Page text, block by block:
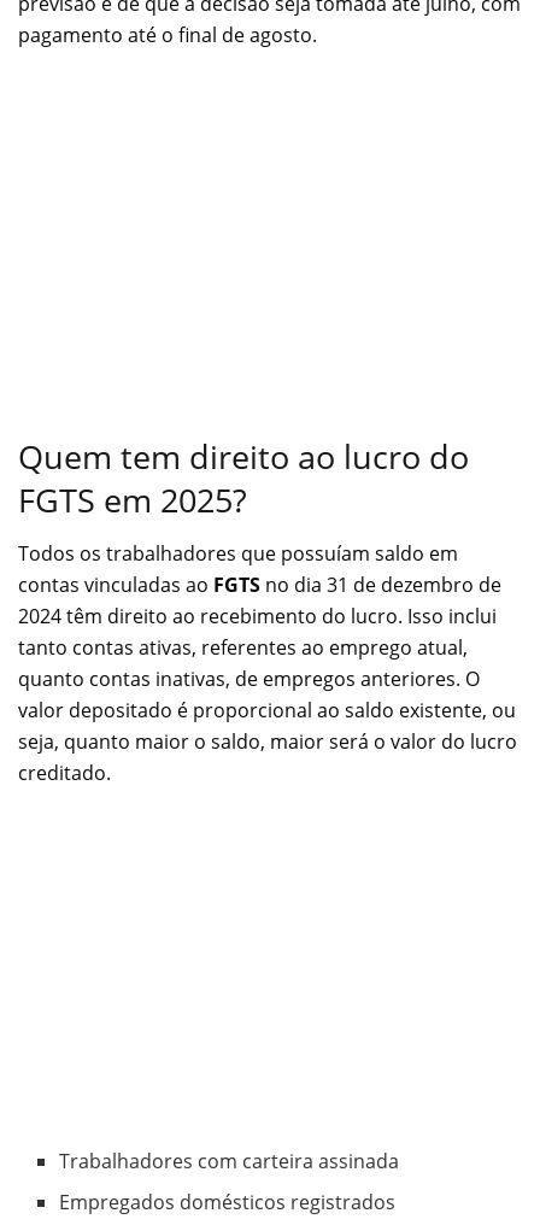
pagamento até o final de agosto.
Quem tem direito ao lucro do
FGTS em 2025?
Todos os trabalhadores que possuíam saldo em
contas vinculadas ao FGTS no dia 31 de dezembro de
2024 têm direito ao recebimento do lucro. Isso inclui
tanto contas ativas, referentes ao emprego atual,
quanto contas inativas, de empregos anteriores. O
valor depositado é proporcional ao saldo existente, ou
seja, quanto maior o saldo, maior será o valor do lucro
creditado.
Trabalhadores com carteira assinada
Empregados domésticos registrados